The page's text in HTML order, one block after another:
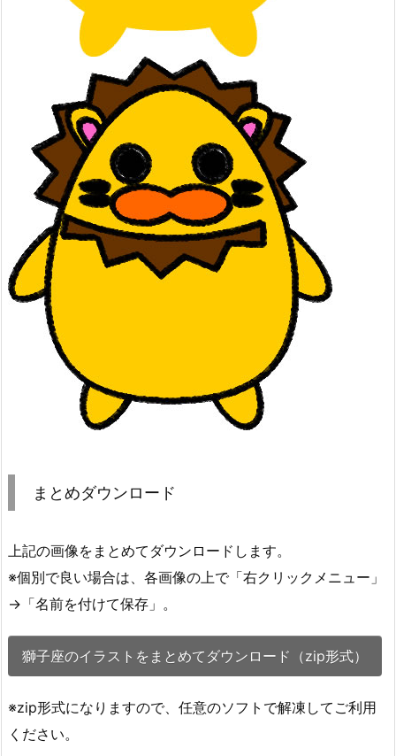
まとめダウンロード
上記の画像をまとめてダウンロードします。
※個別で良い場合は、各画像の上で「右クリックメニュー」
→「名前を付けて保存」。
獅子座のイラストをまとめてダウンロード（zip形式）
※zip形式になりますので、任意のソフトで解凍してご利用
ください。